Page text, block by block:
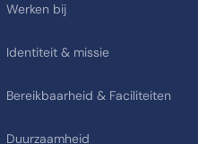
Werken bij
Identiteit & missie
Bereikbaarheid & Faciliteiten
Duurzaamheid